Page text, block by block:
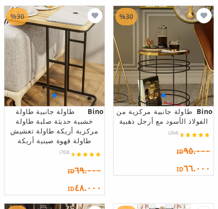
Bino طاولة جانبية مركزية من
الفولاذ الأسود مع أرجل ذهبية
(264)
ID٩٥.٠٠٠
ID٦٦.٠٠٠
%30
Bino
طاولة جانبية طاولة
خشبية حديثة صلبة طاولة
مركزية أريكة طاولة تعشيش
طاولة قهوة صينية أريكة
(703)
ID٦٩.٠٠٠
ID٤٨.٠٠٠
%30